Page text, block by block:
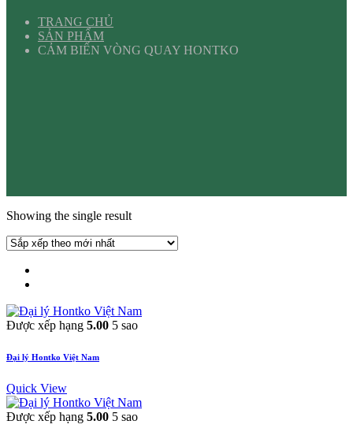
TRANG CHỦ
SẢN PHẨM
CẢM BIẾN VÒNG QUAY HONTKO
Showing the single result
Được xếp hạng 5.00 5 sao
Đại lý Hontko Việt Nam
Quick View
Được xếp hạng 5.00 5 sao